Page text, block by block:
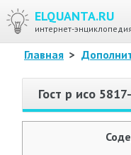
ELQUANTA.RU
интернет-энциклопедия
Главная >
Гост р исо